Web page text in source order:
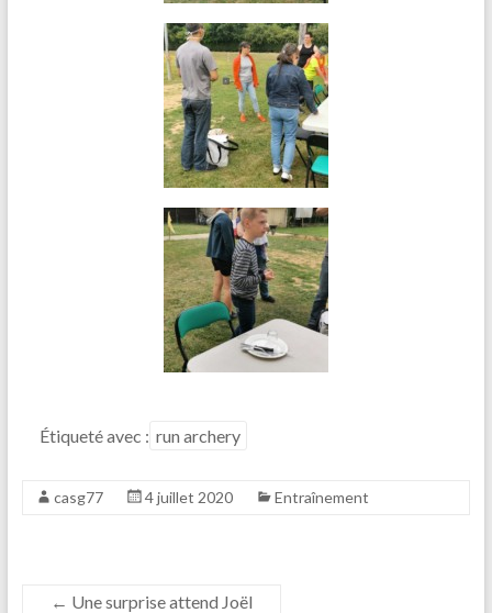
Étiqueté avec : run archery
casg77 4 juillet 2020 Entraînement
← Une surprise attend Joël